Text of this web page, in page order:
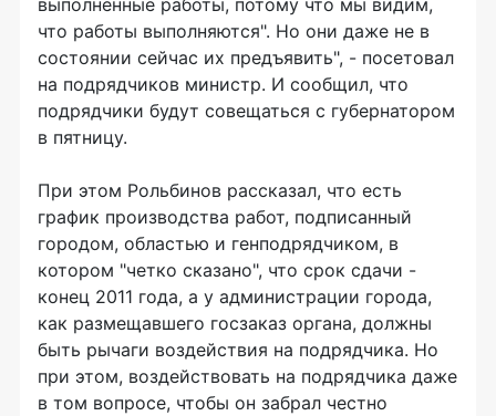
выполненные работы, потому что мы видим,
что работы выполняются". Но они даже не в
состоянии сейчас их предъявить", - посетовал
на подрядчиков министр. И сообщил, что
подрядчики будут совещаться с губернатором
в пятницу.
При этом Рольбинов рассказал, что есть
график производства работ, подписанный
городом, областью и генподрядчиком, в
котором "четко сказано", что срок сдачи -
конец 2011 года, а у администрации города,
как размещавшего госзаказ органа, должны
быть рычаги воздействия на подрядчика. Но
при этом, воздействовать на подрядчика даже
в том вопросе, чтобы он забрал честно